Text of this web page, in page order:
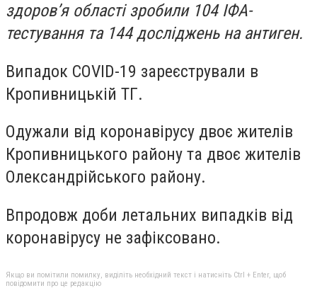
здоров’я області зробили 104 ІФА-
тестування та 144 досліджень на антиген.
Випадок COVID-19 зареєстрували в
Кропивницькій ТГ.
Одужали від коронавірусу двоє жителів
Кропивницького району та двоє жителів
Олександрійського району.
Впродовж доби летальних випадків від
коронавірусу не зафіксовано.
Якщо ви помітили помилку, виділіть необхідний текст і натисніть Ctrl + Enter, щоб
повідомити про це редакцію